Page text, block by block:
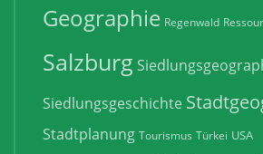
Geographie Regenwald
Salzburg
Siedlungsgeschichte
Stadtplanung Tourismus Türkei USA